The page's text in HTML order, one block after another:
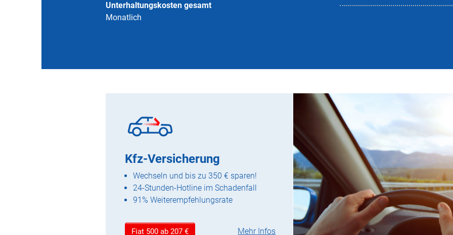
Unterhaltungskosten gesamt
Monatlich
Kfz-Versicherung
Wechseln und bis zu 350 € sparen!
24-Stunden-Hotline im Schadenfall
91% Weiterempfehlungsrate
Fiat 500 ab 207 € Mehr Infos